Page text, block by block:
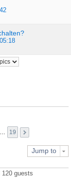
… 19
Jump to
guests